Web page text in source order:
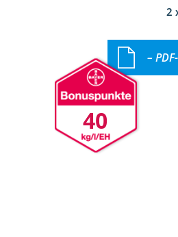
2
40
–